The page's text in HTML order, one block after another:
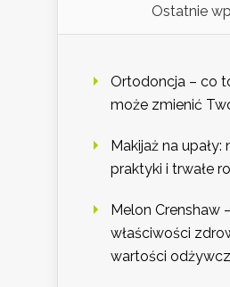
Ostatnie
Ortodoncja – co
może zmienić
Makijaż na upały:
praktyki i trwałe
Melon Crenshaw –
właściwości
wartości